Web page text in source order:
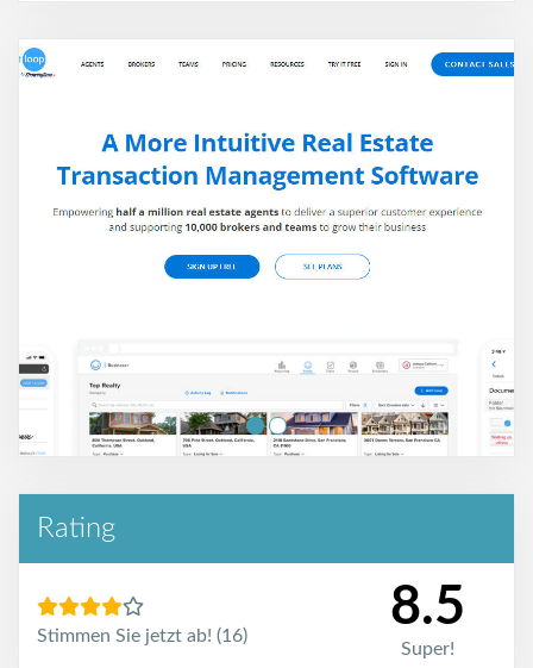
Rating
Stimmen Sie jetzt ab! (16)
8.5
Super!